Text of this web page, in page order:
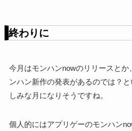
終わりに
今月はモンハンnowのリリースと
ンハン新作の発表があるのでは？
しみな月になりそうですね。
個人的にはアプリゲーのモンハン